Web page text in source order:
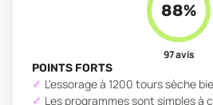
88%
97avis
POINTS FORTS
L'essorage à 1200 tours sèche
Les programmes sont simples à